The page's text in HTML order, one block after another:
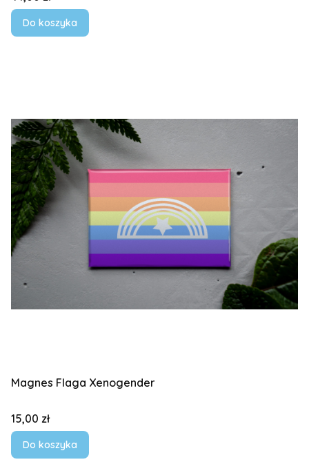
Do koszyka
Magnes Flaga Xenogender
Cena
15,00 zł
Do koszyka